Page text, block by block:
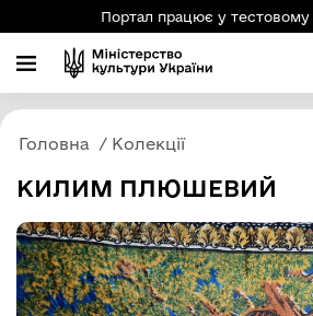
Портал працює у тестовому
Головна Колекції
КИЛИМ ПЛЮШЕВИЙ